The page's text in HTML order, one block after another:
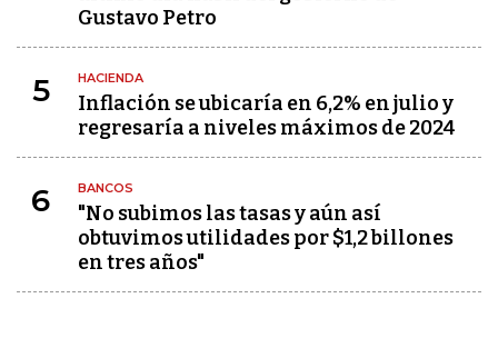
Gustavo Petro
5 HACIENDA
Inflación se ubicaría en 6,2% en julio y
regresaría a niveles máximos de 2024
6 BANCOS
"No subimos las tasas y aún así
obtuvimos utilidades por $1,2 billones
en tres años"